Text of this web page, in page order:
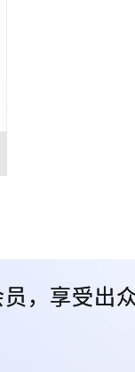
，享受出